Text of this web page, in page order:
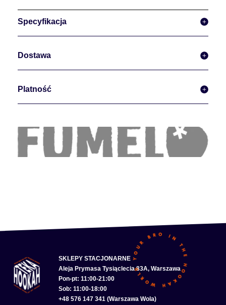
Specyfikacja
Dostawa
Platność
SKLEPY STACJONARNE
Aleja Prymasa Tysiąclecia 83A, Warszawa
Pon-pt: 11:00-21:00
Sob: 11:00-18:00
+48 576 147 341 (Warszawa Wola)